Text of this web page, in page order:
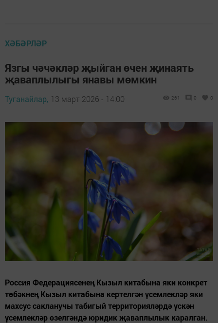
ХӘБӘРЛӘР
Язгы чәчәкләр җыйган өчен җинаять
җаваплылыгы янавы мөмкин
Туганайлар, 13 март 2026 - 14:00 261 0 0
Россия Федерациясенең Кызыл китабына яки конкрет
төбәкнең Кызыл китабына кертелгән үсемлекләр яки
махсус сакланучы табигый территорияләрдә үскән
үсемлекләр өзелгәндә юридик җаваплылык каралган.